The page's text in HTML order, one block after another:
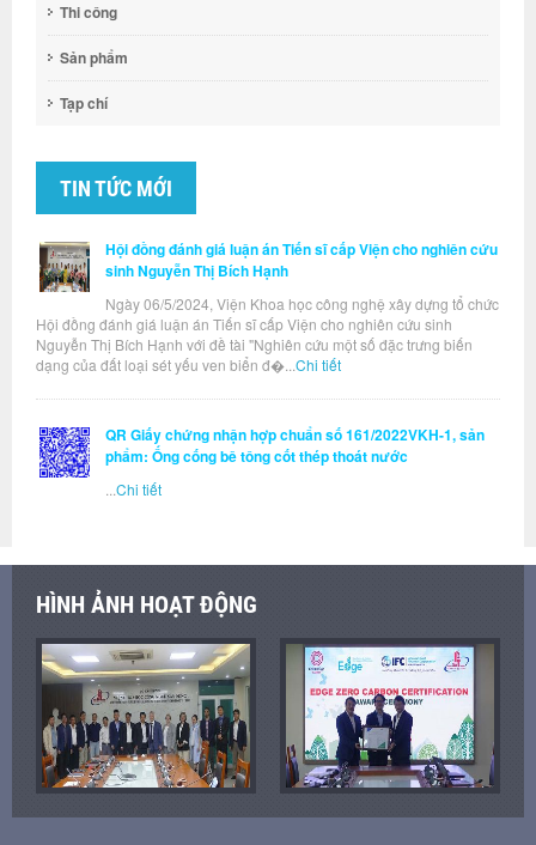
Thi công
Sản phẩm
Tạp chí
TIN TỨC MỚI
Hội đồng đánh giá luận án Tiến sĩ cấp Viện cho nghiên cứu
sinh Nguyễn Thị Bích Hạnh
Ngày 06/5/2024, Viện Khoa học công nghệ xây dựng tổ chức
Hội đồng đánh giá luận án Tiến sĩ cấp Viện cho nghiên cứu sinh
Nguyễn Thị Bích Hạnh với đề tài "Nghiên cứu một số đặc trưng biến
dạng của đất loại sét yếu ven biển đ�... Chi tiết
QR Giấy chứng nhận hợp chuẩn số 161/2022VKH-1, sản
phẩm: Ống cống bê tông cốt thép thoát nước
Chi tiết
HÌNH ẢNH HOẠT ĐỘNG